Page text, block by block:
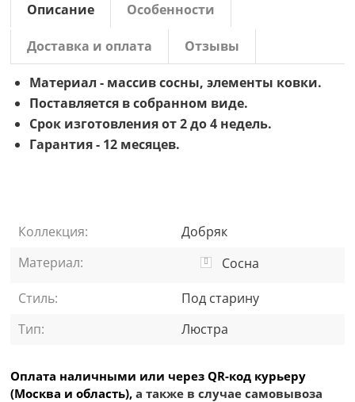
Описание Особенности
Доставка и оплата Отзывы
Материал - массив сосны, элементы ковки.
Поставляется в собранном виде.
Срок изготовления от 2 до 4 недель.
Гарантия - 12 месяцев.
Коллекция:
Добряк
Материал:
Сосна
Стиль:
Под старину
Тип:
Люстра
Оплата наличными или через QR-код курьеру
(Москва и область), а также в случае самовывоза